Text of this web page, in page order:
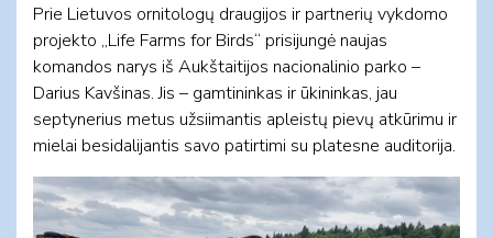
Prie Lietuvos ornitologų draugijos ir partnerių vykdomo
projekto „Life Farms for Birds“ prisijungė naujas
komandos narys iš Aukštaitijos nacionalinio parko –
Darius Kavšinas. Jis – gamtininkas ir ūkininkas, jau
septynerius metus užsiimantis apleistų pievų atkūrimu ir
mielai besidalijantis savo patirtimi su platesne auditorija.